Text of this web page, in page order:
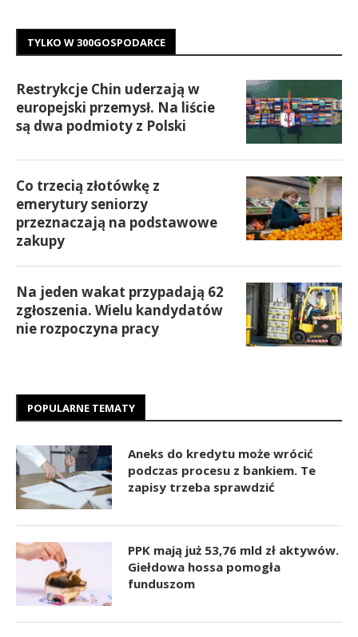
TYLKO W 300GOSPODARCE
Restrykcje Chin uderzają w
europejski przemysł. Na liście
są dwa podmioty z Polski
Co trzecią złotówkę z
emerytury seniorzy
przeznaczają na podstawowe
zakupy
Na jeden wakat przypadają 62
zgłoszenia. Wielu kandydatów
nie rozpoczyna pracy
POPULARNE TEMATY
Aneks do kredytu może wrócić
podczas procesu z bankiem. Te
zapisy trzeba sprawdzić
PPK mają już 53,76 mld zł aktywów.
Giełdowa hossa pomogła
funduszom